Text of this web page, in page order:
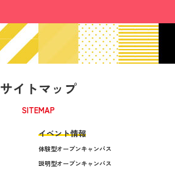
サイトマップ
SITEMAP
イベント情報
体験型オープンキャンパス
説明型オープンキャンパス